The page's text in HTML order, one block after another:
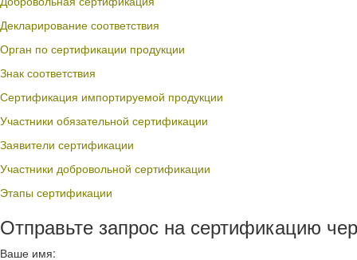
Декларирование соответствия
Орган по сертификации продукции
Знак соответствия
Сертификация импортируемой продукции
Участники обязательной сертификации
Заявители сертификации
Участники добровольной сертификации
Этапы сертификации
Отправьте запрос на сертификацию
Ваше имя: